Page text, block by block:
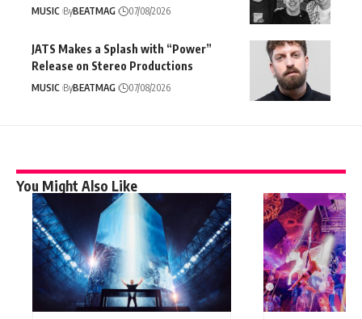
MUSIC ByBEATMAG 07/08/2026
JATS Makes a Splash with “Power”
Release on Stereo Productions
MUSIC ByBEATMAG 07/08/2026
You Might Also Like